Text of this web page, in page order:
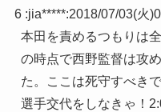
6 :jia*****:2018/07/03(火
本田を責めるつもりは
の時点で西野監督は攻
た。ここは死守すべき
選手交代をしなきゃ！